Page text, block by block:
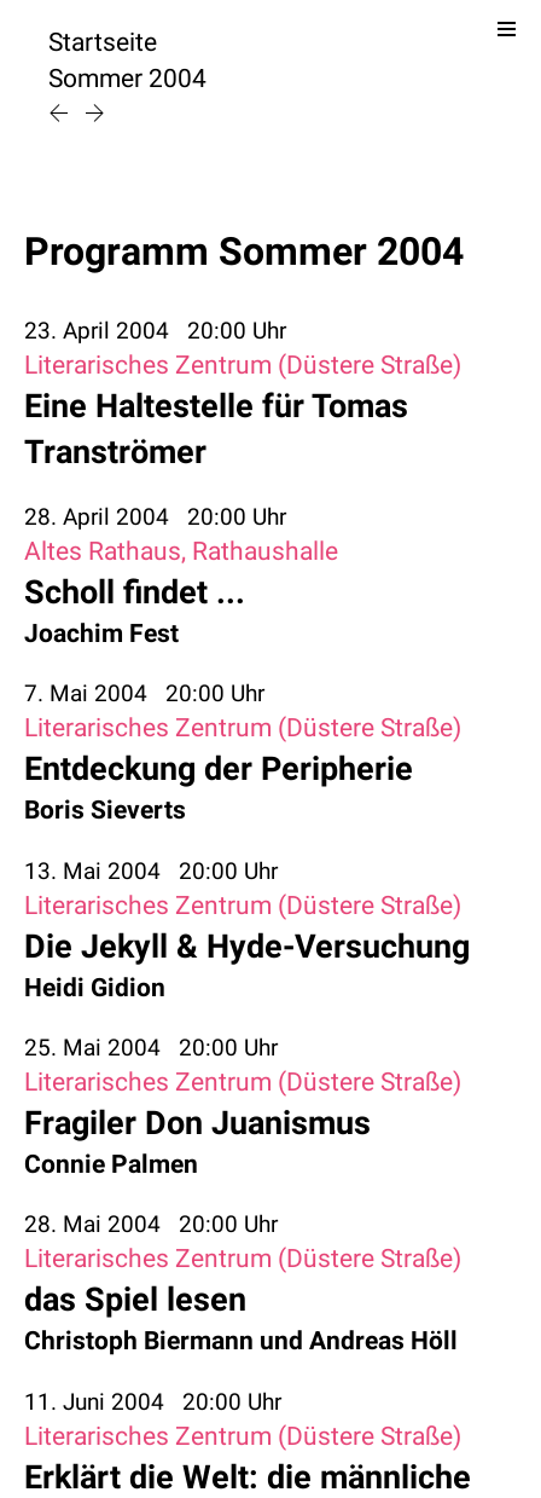
Startseite
Sommer 2004
Programm Sommer 2004
23. April 2004 20:00 Uhr
Literarisches Zentrum (Düstere Straße)
Eine Haltestelle für Tomas
Tranströmer
28. April 2004 20:00 Uhr
Altes Rathaus, Rathaushalle
Scholl findet ...
Joachim Fest
7. Mai 2004 20:00 Uhr
Literarisches Zentrum (Düstere Straße)
Entdeckung der Peripherie
Boris Sieverts
13. Mai 2004 20:00 Uhr
Literarisches Zentrum (Düstere Straße)
Die Jekyll & Hyde-Versuchung
Heidi Gidion
25. Mai 2004 20:00 Uhr
Literarisches Zentrum (Düstere Straße)
Fragiler Don Juanismus
Connie Palmen
28. Mai 2004 20:00 Uhr
Literarisches Zentrum (Düstere Straße)
das Spiel lesen
Christoph Biermann und Andreas Höll
11. Juni 2004 20:00 Uhr
Literarisches Zentrum (Düstere Straße)
Erklärt die Welt: die männliche